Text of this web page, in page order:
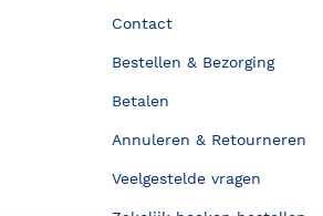
Contact
Bestellen & Bezorging
Betalen
Annuleren & Retourneren
Veelgestelde vragen